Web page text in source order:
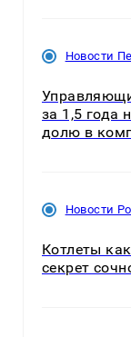
Новости
за 1,5 года
долю в
Новости
Котлеты
секрет